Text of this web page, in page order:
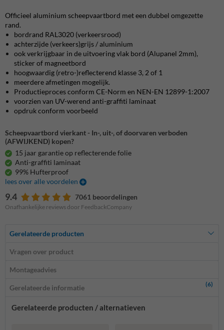
Officieel aluminium scheepvaartbord met een dubbel omgezette
rand.
bordrand RAL3020 (verkeersrood)
achterzijde (verkeers)grijs / aluminium
ook verkrijgbaar in de uitvoering vlak bord (Alupanel 2mm),
sticker of magneetbord
hoogwaardig (retro-)reflecterend klasse 3, 2 of 1
meerdere afmetingen mogelijk.
Productieproces conform CE-Norm en NEN-EN 12899-1:2007
voorzien van UV-werend anti-graffiti laminaat
opdruk conform voorbeeld
Scheepvaartbord vierkant - In-, uit-, of doorvaren verboden
(AFWIJKEND) kopen?
15 jaar garantie op reflecterende folie
Anti-graffiti laminaat
99% Hufterproof
lees over alle voordelen
9.4 7061 beoordelingen
Onafhankelijke reviews door FeedbackCompany
Gerelateerde producten
Vragen over product
Montageadvies
Gerelateerde informatie (6)
Gerelateerde producten / alternatieven